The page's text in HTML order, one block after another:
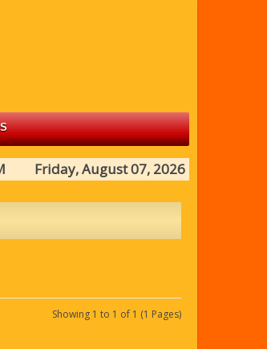
Friday, August 07, 2026
Showing 1 to 1 of 1 (1 Pages)